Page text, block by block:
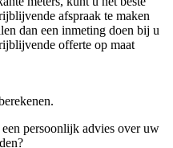
afspraak te maken
dan een inmeting doen bij u
offerte op maat
persoonlijk advies over uw